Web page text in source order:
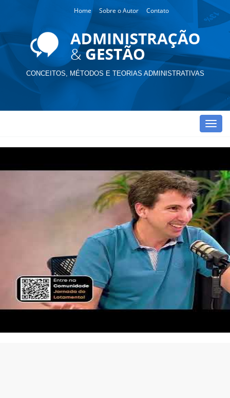
Home Sobre o Autor Contato
CONCEITOS, MÉTODOS E TEORIAS ADMINISTRATIVAS